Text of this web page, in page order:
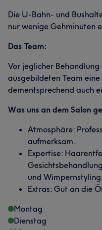
Die U-Bahn- und
nur wenige Gehminuten
Das Team:
Vor jeglicher
ausgebildeten Team
dementsprechend auch
Was uns an dem Salon
Atmosphäre:
aufmerksam.
Expertise:
und
Extras: Gut an die
Montag
Dienstag